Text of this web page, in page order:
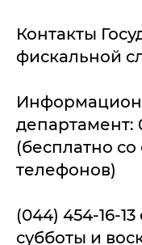
Контакты
фискальной
департамент:
(бесплатно
телефонов)
(044) 454-16-
субботы и